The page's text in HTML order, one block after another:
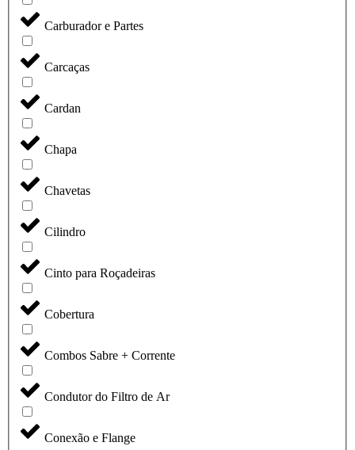
Carburador e Partes
Carcaças
Cardan
Chapa
Chavetas
Cilindro
Cinto para Roçadeiras
Cobertura
Combos Sabre + Corrente
Condutor do Filtro de Ar
Conexão e Flange